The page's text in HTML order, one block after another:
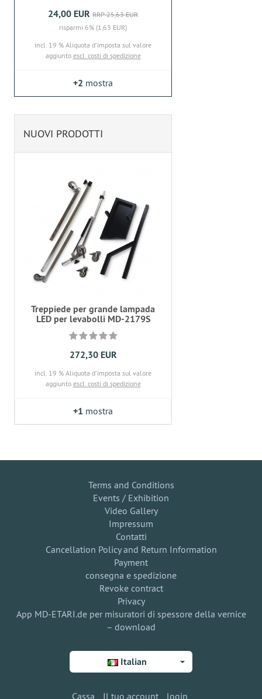
24,00 EUR RRP 25,63 EUR
risparmi 6% (1,63 EUR)
incl. 19 % Aliquota d'imposta sul valore
aggiunto escl. costi di spedizione
+2 mostra
NUOVI PRODOTTI
Treppiede per grande lampada
LED per levabolli MD-2179S
272,30 EUR
incl. 19 % Aliquota d'imposta sul valore
aggiunto escl. costi di spedizione
+1 mostra
Terms and Conditions
Events / Exhibition
Video Gallery
Impressum
Contatti
Cancellation Policy and Return Information
Payment
consegna e spedizione
Revoke contract
Privacy
App MD-ETARI.de per misuratori di spessore della vernice
– download
Italian
Cassa Il tuo account login